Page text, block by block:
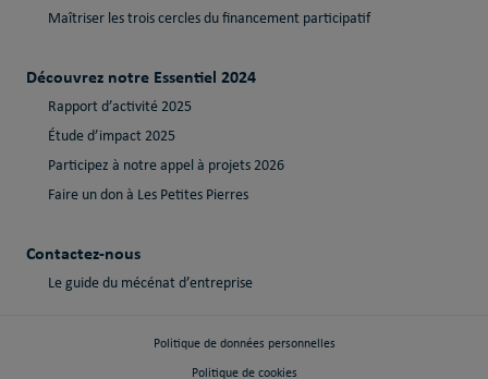
Maîtriser les trois cercles du financement participatif
Découvrez notre Essentiel 2024
Rapport d’activité 2025
Étude d’impact 2025
Participez à notre appel à projets 2026
Faire un don à Les Petites Pierres
Contactez-nous
Le guide du mécénat d’entreprise
Politique de données personnelles
Politique de cookies